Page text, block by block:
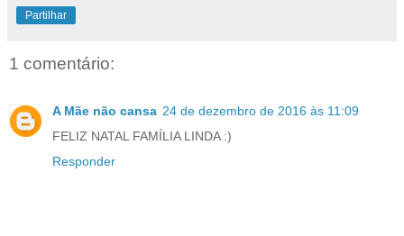
Partilhar
1 comentário:
A Mãe não cansa 24 de dezembro de 2016 às 11:09
FELIZ NATAL FAMÍLIA LINDA :)
Responder